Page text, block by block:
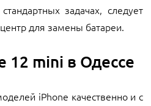
задачах, следует
для замены батареи.
12 mini в Одессе
iPhone качественно и с